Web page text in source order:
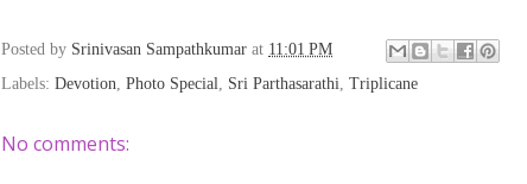
Posted by Srinivasan Sampathkumar at 11:01 PM
Labels: Devotion, Photo Special, Sri Parthasarathi, Triplicane
No comments: